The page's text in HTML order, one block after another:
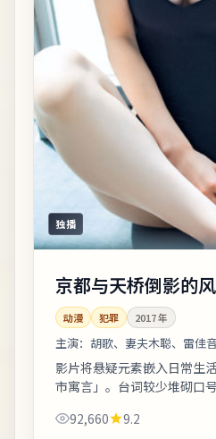
独播
京都与天桥倒影的
动漫 犯罪 2017年
主演： 胡歌、妻夫木聪、雷佳
影片将悬疑元素嵌入日常生
市寓言」。台词较少堆砌口
可向幕后岗位致敬。《京都与
92,660 9.2